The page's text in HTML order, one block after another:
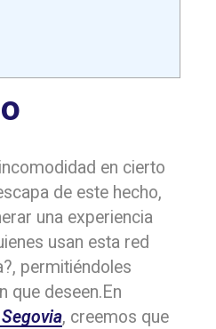
en cierto
de este hecho,
una experiencia
usan esta red
permitiéndoles
que deseen.En
, creemos que